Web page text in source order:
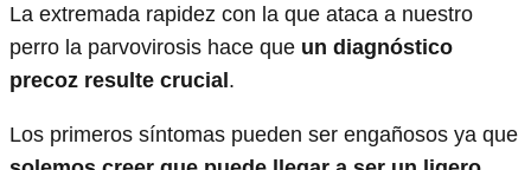
La extremada rapidez con la que ataca a nuestro
perro la parvovirosis hace que un diagnóstico
precoz resulte crucial.
Los primeros síntomas pueden ser engañosos ya que